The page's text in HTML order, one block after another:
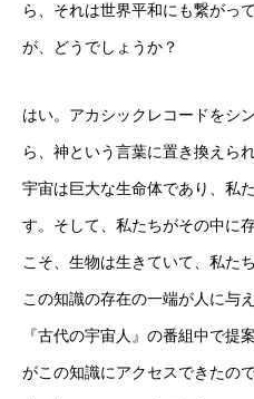
ら、それは世界平和にも繋がっ
が、どうでしょうか？
はい。アカシックレコードをシ
ら、神という言葉に置き換えら
宇宙は巨大な生命体であり、私
す。そして、私たちがその中に
こそ、生物は生きていて、私た
この知識の存在の一端が人に与
『古代の宇宙人』の番組中で提
がこの知識にアクセスできたの